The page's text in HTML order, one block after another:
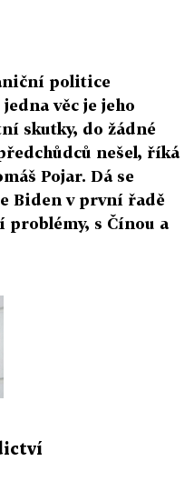
politice
věc je jeho
skutky, do žádné
nešel, říká
Pojar. Dá se
Biden v první řadě
problémy, s Čínou a